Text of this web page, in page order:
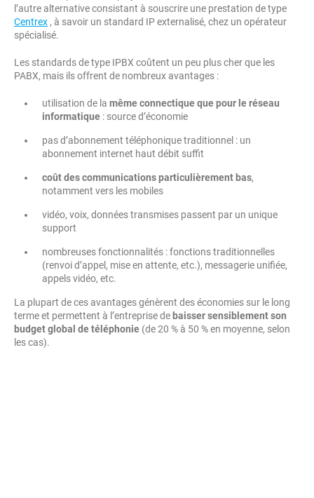
l’autre alternative consistant à souscrire une prestation de type
Centrex , à savoir un standard IP externalisé, chez un opérateur
spécialisé.
Les standards de type IPBX coûtent un peu plus cher que les
PABX, mais ils offrent de nombreux avantages :
utilisation de la même connectique que pour le réseau
informatique : source d’économie
pas d’abonnement téléphonique traditionnel : un
abonnement internet haut débit suffit
coût des communications particulièrement bas,
notamment vers les mobiles
vidéo, voix, données transmises passent par un unique
support
nombreuses fonctionnalités : fonctions traditionnelles
(renvoi d’appel, mise en attente, etc.), messagerie unifiée,
appels vidéo, etc.
La plupart de ces avantages génèrent des économies sur le long
terme et permettent à l’entreprise debaisser sensiblement son
budget global de téléphonie (de 20 % à 50 % en moyenne, selon
les cas).